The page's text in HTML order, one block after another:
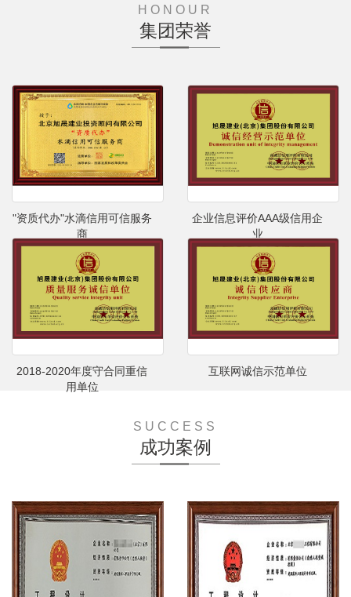
HONOUR
集团荣誉
"资质代办"水滴信用可信服务
商
企业信息评价AAA级信用企
业
2018-2020年度守合同重信
用单位
互联网诚信示范单位
SUCCESS
成功案例